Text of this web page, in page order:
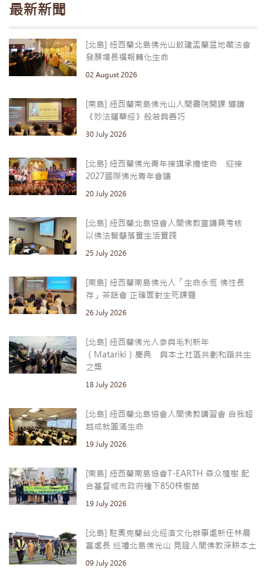
最新新聞
[北島] 紐西蘭北島佛光山啟建盂蘭盆地藏法會
發願增長福報轉化生命
02 August 2026
[南島] 紐西蘭南島佛光山人間書院開課 導讀
《妙法蓮華經》般若與善巧
30 July 2026
[北島] 紐西蘭佛光青年接旗承擔使命 迎接
2027國際佛光青年會議
20 July 2026
[北島] 紐西蘭北島協會人間佛教宣講員考核
以佛法智慧落實生活實踐
25 July 2026
[南島] 紐西蘭南島佛光人「生命永恆 佛性長
存」茶話會 正確面對生死課題
26 July 2026
[北島] 紐西蘭佛光人參與毛利新年
（Matariki）慶典 與本土社區共劃和諧共生
之槳
18 July 2026
[北島] 紐西蘭北島協會人間佛教講習會 自我超
越成就圓滿生命
19 July 2026
[南島] 紐西蘭南島協會T-EARTH 森众植樹 配
合基督城市政府種下850株樹苗
19 July 2026
[北島] 駐奧克蘭台北經濟文化辦事處新任林晨
富處長 巡禮北島佛光山 見證人間佛教深耕本土
09 July 2026